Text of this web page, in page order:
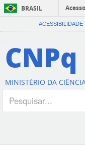
BRASIL
ACESSIBILIDADE
CNPq
MINISTÉRIO DA